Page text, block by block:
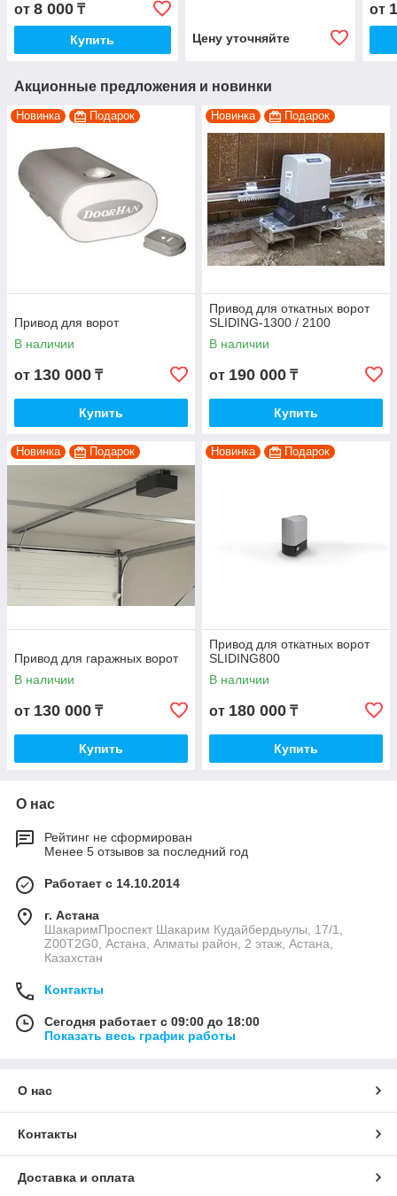
от 8 000 ₸
Купить Цену уточняйте
от
Акционные предложения и новинки
Новинка Подарок
Привод для ворот
В наличии
от 130 000 ₸
Купить
Новинка Подарок
Привод для откатных ворот
SLIDING-1300 / 2100
В наличии
от 190 000 ₸
Купить
Новинка Подарок
Привод для гаражных ворот
В наличии
от 130 000 ₸
Купить
Новинка Подарок
Привод для откатных ворот
SLIDING800
В наличии
от 180 000 ₸
Купить
О нас
Рейтинг не сформирован
Менее 5 отзывов за последний год
Работает с 14.10.2014
г. Астана
ШакаримПроспект Шакарим Кудайбердыулы, 17/1,
Z00T2G0, Астана, Алматы район, 2 этаж, Астана,
Казахстан
Контакты
Сегодня работает с 09:00 до 18:00
Показать весь график работы
О нас
Контакты
Доставка и оплата